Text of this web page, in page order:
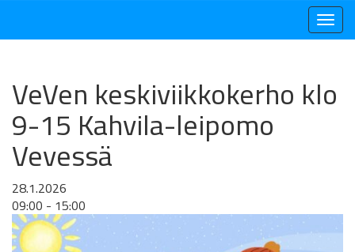
VeVen keskiviikkokerho klo
9-15 Kahvila-leipomo
Vevessä
28.1.2026
09:00 - 15:00